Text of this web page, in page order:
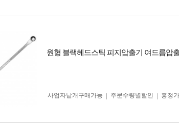
원형 블랙헤드스틱 피지압출기 여드름압
사업자 낱개구매가능
주문수량별할인 흥정